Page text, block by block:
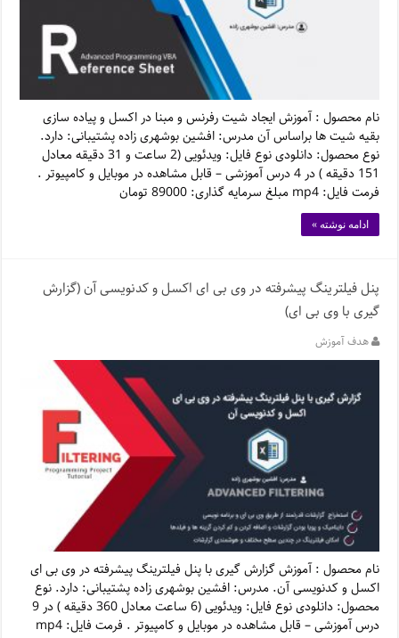
نام محصول : آموزش ایجاد شیت رفرنس و مبنا در اکسل و پیاده سازی
بقیه شیت ها براساس آن مدرس: افشین بوشهری زاده پشتیبانی: دارد.
نوع محصول: دانلودی نوع فایل: ویدئویی (2 ساعت و 31 دقیقه معادل
151 دقیقه ) در 4 درس آموزشی – قابل مشاهده در موبایل و کامپیوتر .
فرمت فایل: mp4 مبلغ سرمایه گذاری: 89000 تومان
ادامه نوشته »
پنل فیلترینگ پیشرفته در وی بی ای اکسل و کدنویسی آن (گزارش
گیری با وی بی ای)
هدف آموزش
نام محصول : آموزش گزارش گیری با پنل فیلترینگ پیشرفته در وی بی ای
اکسل و کدنویسی آن. مدرس: افشین بوشهری زاده پشتیبانی: دارد. نوع
محصول: دانلودی نوع فایل: ویدئویی (6 ساعت معادل 360 دقیقه ) در 9
درس آموزشی – قابل مشاهده در موبایل و کامپیوتر . فرمت فایل: mp4